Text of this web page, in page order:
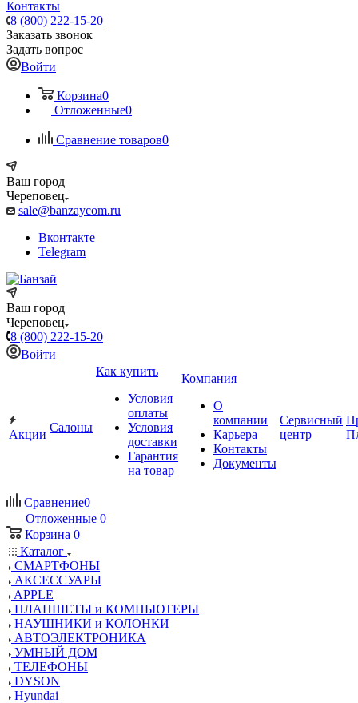
Контакты
8 (800) 222-15-20
Заказать звонок
Задать вопрос
Войти
Корзина0
Отложенные0
Сравнение товаров0
Ваш город
Череповец
sale@banzaycom.ru
Вконтакте
Telegram
Ваш город
Череповец
8 (800) 222-15-20
Войти
Акции
Салоны
Как купить
Условия
оплаты
Условия
доставки
Гарантия
на товар
Компания
О
компании
Карьера
Контакты
Документы
Сервисный
центр
Сравнение0
Отложенные 0
Корзина 0
Каталог
СМАРТФОНЫ
АКСЕССУАРЫ
APPLE
ПЛАНШЕТЫ и КОМПЬЮТЕРЫ
НАУШНИКИ и КОЛОНКИ
АВТОЭЛЕКТРОНИКА
УМНЫЙ ДОМ
ТЕЛЕФОНЫ
DYSON
Hyundai